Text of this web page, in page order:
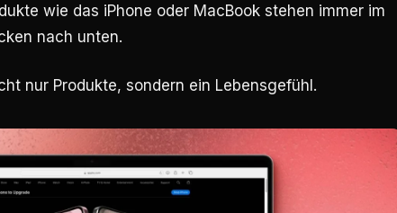
wie das iPhone oder MacBook stehen immer im
nach unten.
nur Produkte, sondern ein Lebensgefühl.